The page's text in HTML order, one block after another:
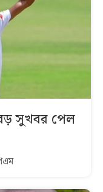
বড় সুখবর পেল